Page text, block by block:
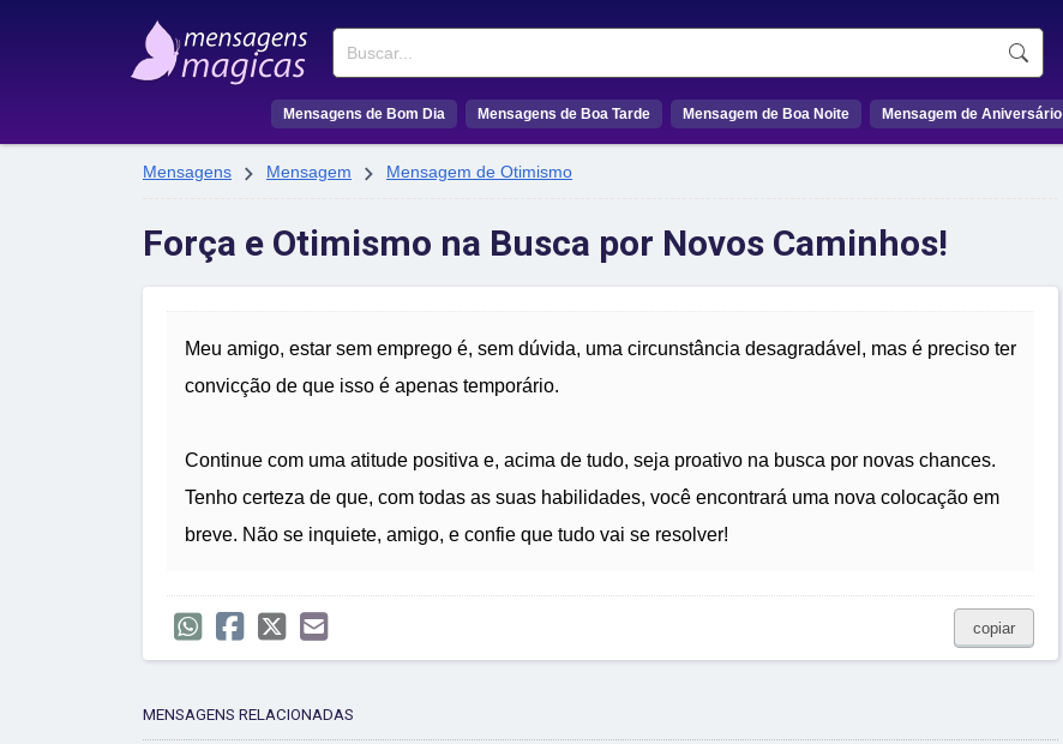
Buscar
Mensagens de Bom Dia Mensagens de Boa Tarde Mensagem de Boa Noite Mensagem de Aniversário
Mensagens  Mensagem  Mensagem de Otimismo
Força e Otimismo na Busca por Novos Caminhos!
Meu amigo, estar sem emprego é, sem dúvida, uma circunstância desagradável, mas é preciso ter
convicção de que isso é apenas temporário.
Continue com uma atitude positiva e, acima de tudo, seja proativo na busca por novas chances.
Tenho certeza de que, com todas as suas habilidades, você encontrará uma nova colocação em
breve. Não se inquiete, amigo, e confie que tudo vai se resolver!
copiar
MENSAGENS RELACIONADAS